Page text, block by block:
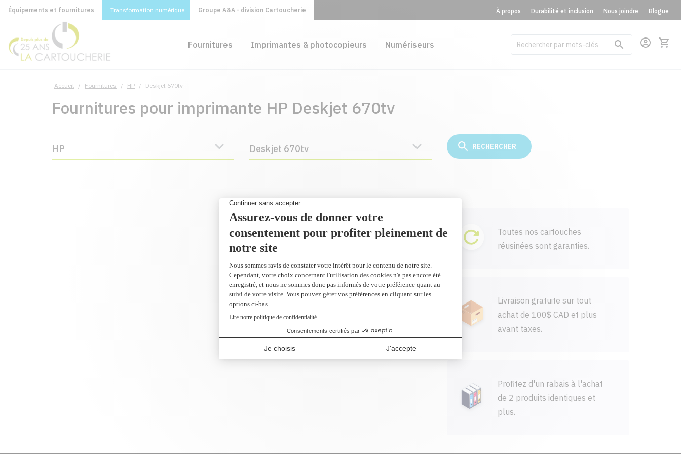
Équipements et fournitures Transformation numérique Groupe A&A - division Cartoucherie À propos Durabilité et inclusion Nous joindre Blogue
Fournitures Imprimantes & photocopieurs Numériseurs
Accueil / Fournitures / HP / Deskjet 670tv
Fournitures pour imprimante HP Deskjet 670tv
HP Deskjet 670tv
Toutes nos cartouches
réusinées sont garanties.
Livraison gratuite sur tout
achat de 100$ CAD et plus
avant taxes.
Profitez d'un rabais à l'achat
de 2 produits identiques et
plus.